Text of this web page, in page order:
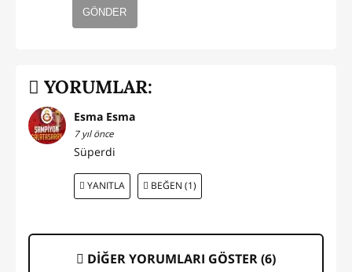
GÖNDER
YORUMLAR:
Esma Esma
7 yıl önce
Süperdi
YANITLA BEĞEN (1)
DİĞER YORUMLARI GÖSTER (6)